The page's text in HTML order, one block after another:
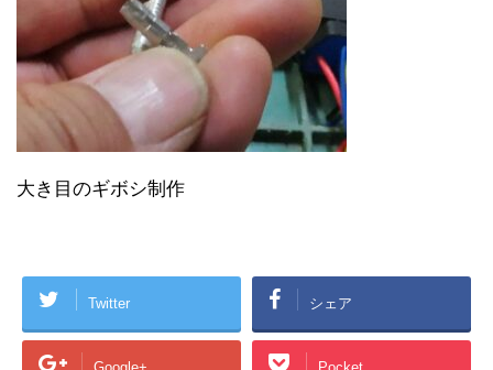
大き目のギボシ制作
Twitter シェア